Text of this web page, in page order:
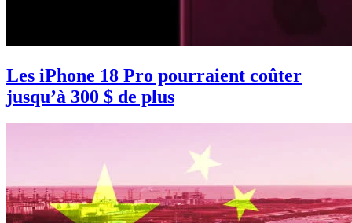
Les iPhone 18 Pro pourraient coûter
jusqu’à 300 $ de plus